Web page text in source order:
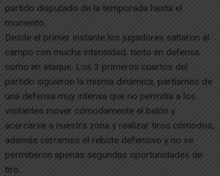
partido disputado de la temporada hasta el
momento.
Desde el primer instante los jugadores saltaron al
campo con mucha intensidad, tanto en defensa
como en ataque. Los 3 primeros cuartos del
partido siguieron la misma dinámica, partíamos de
una defensa muy intensa que no permitía a los
visitantes mover cómodamente el balón y
acercarse a nuestra zona y realizar tiros cómodos,
además cerramos el rebote defensivo y no se
permitieron apenas segundas oportunidades de
tiro.